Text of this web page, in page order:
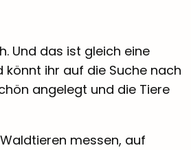
Und das ist gleich eine
ihr auf die Suche nach
angelegt und die Tiere
messen, auf